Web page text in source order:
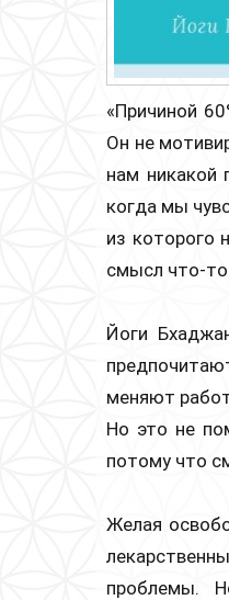
«Причиной
Он не
нам никакой
когда мы
из которого
смысл что-
Йоги
меняют
Но это не
потому что
Желая
проблемы.